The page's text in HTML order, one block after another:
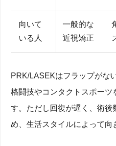
向いて
いる人
一般的な
近視矯正
PRK/LASEKはフラップがな
格闘技やコンタクトスポーツ
す。ただし回復が遅く、術後
め、生活スタイルによって向
レーシック度数の限界とは
強度近視はどこまでOK？
の判断基準
乱視や角膜屈折ズレが大